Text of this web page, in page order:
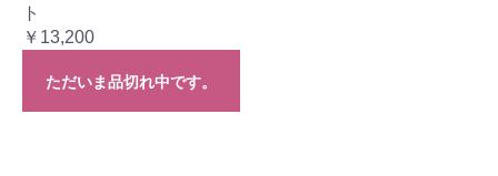
ト
￥13,200
ただいま品切れ中です。